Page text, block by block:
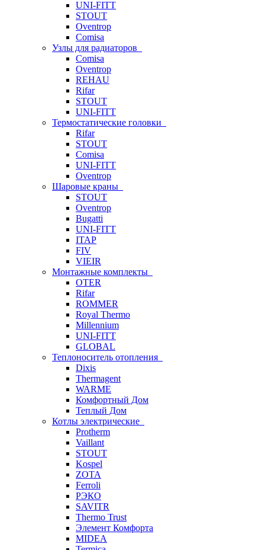
UNI-FITT
STOUT
Oventrop
Comisa
Узлы для радиаторов
Comisa
Oventrop
REHAU
Rifar
STOUT
UNI-FITT
Термостатические головки
Rifar
STOUT
Comisa
UNI-FITT
Oventrop
Шаровые краны
STOUT
Oventrop
Bugatti
UNI-FITT
ITAP
FIV
VIEIR
Монтажные комплекты
OTER
Rifar
ROMMER
Royal Thermo
Millennium
UNI-FITT
GLOBAL
Теплоноситель отопления
Dixis
Thermagent
WARME
Комфортный Дом
Теплый Дом
Котлы электрические
Protherm
Vaillant
STOUT
Kospel
ZOTA
Ferroli
РЭКО
SAVITR
Thermo Trust
Элемент Комфорта
MIDEA